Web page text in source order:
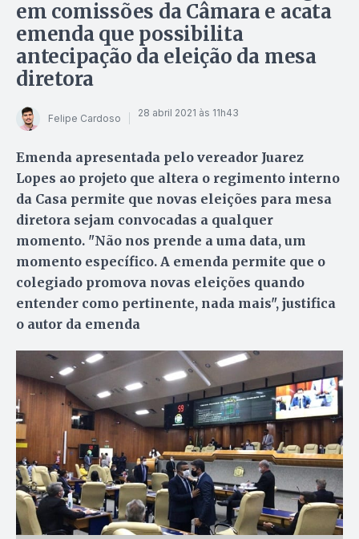
em comissões da Câmara e acata
emenda que possibilita
antecipação da eleição da mesa
diretora
Felipe Cardoso 28 abril 2021 às 11h43
Emenda apresentada pelo vereador Juarez
Lopes ao projeto que altera o regimento interno
da Casa permite que novas eleições para mesa
diretora sejam convocadas a qualquer
momento. "Não nos prende a uma data, um
momento específico. A emenda permite que o
colegiado promova novas eleições quando
entender como pertinente, nada mais", justifica
o autor da emenda